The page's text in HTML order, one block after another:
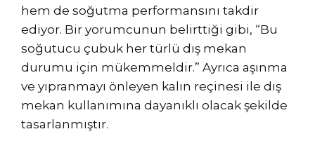
hem de soğutma performansını takdir
ediyor. Bir yorumcunun belirttiği gibi, “Bu
soğutucu çubuk her türlü dış mekan
durumu için mükemmeldir.” Ayrıca aşınma
ve yıpranmayı önleyen kalın reçinesi ile dış
mekan kullanımına dayanıklı olacak şekilde
tasarlanmıştır.